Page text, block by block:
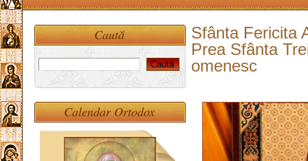
Sfânta Fericita
Prea Sfânta
omenesc
Caută
Calendar Ortodox